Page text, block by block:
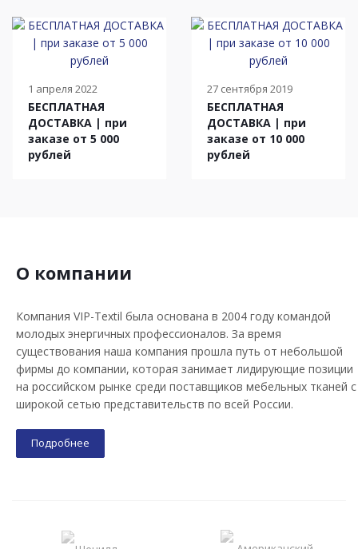
1 апреля 2022
БЕСПЛАТНАЯ
ДОСТАВКА | при
заказе от 5 000
рублей
27 сентября 2019
БЕСПЛАТНАЯ
ДОСТАВКА | при
заказе от 10 000
рублей
О компании
Компания VIP-Textil была основана в 2004 году командой
молодых энергичных профессионалов. За время
существования наша компания прошла путь от небольшой
фирмы до компании, которая занимает лидирующие позиции
на российском рынке среди поставщиков мебельных тканей с
широкой сетью представительств по всей России.
Подробнее